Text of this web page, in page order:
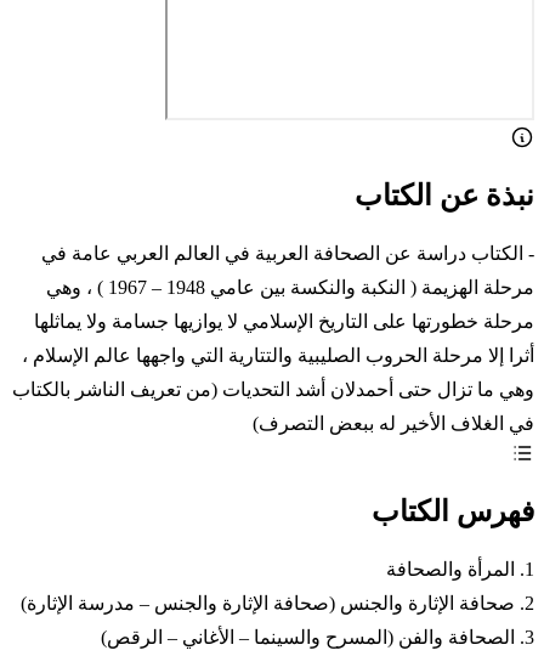
نبذة عن الكتاب
- الكتاب دراسة عن الصحافة العربية في العالم العربي عامة في
مرحلة الهزيمة ( النكبة والنكسة بين عامي 1948 – 1967 ) ، وهي
مرحلة خطورتها على التاريخ الإسلامي لا يوازيها جسامة ولا يماثلها
أثرا إلا مرحلة الحروب الصليبية والتتارية التي واجهها عالم الإسلام ،
وهي ما تزال حتى أحمدلان أشد التحديات (من تعريف الناشر بالكتاب
في الغلاف الأخير له ببعض التصرف)
فهرس الكتاب
1. المرأة والصحافة
2. صحافة الإثارة والجنس (صحافة الإثارة والجنس – مدرسة الإثارة)
3. الصحافة والفن (المسرح والسينما – الأغاني – الرقص)